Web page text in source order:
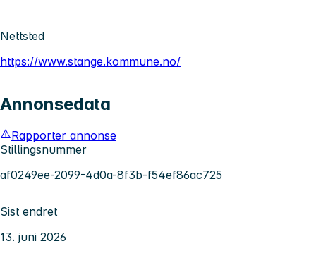
Nettsted
https://www.stange.kommune.no/
Annonsedata
Rapporter annonse
Stillingsnummer
af0249ee-2099-4d0a-8f3b-f54ef86ac725
Sist endret
13. juni 2026